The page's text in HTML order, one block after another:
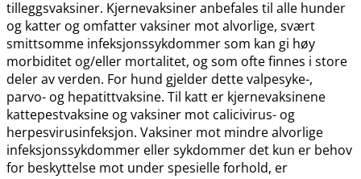
tilleggsvaksiner. Kjernevaksiner anbefales til alle hunder
og katter og omfatter vaksiner mot alvorlige, svært
smittsomme infeksjonssykdommer som kan gi høy
morbiditet og​/​eller mortalitet, og som ofte finnes i store
deler av verden. For hund gjelder dette valpesyke-,
parvo- og hepatittvaksine. Til katt er kjernevaksinene
kattepestvaksine og vaksiner mot calicivirus- og
herpesvirusinfeksjon. Vaksiner mot mindre alvorlige
infeksjonssykdommer eller sykdommer det kun er behov
for beskyttelse mot under spesielle forhold, er